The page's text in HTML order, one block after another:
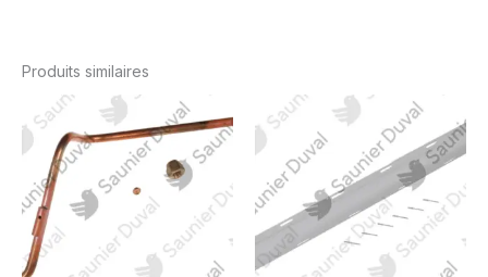
Produits similaires